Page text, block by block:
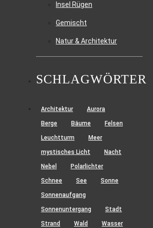
Insel Rügen
Gemischt
Natur & Architektur
SCHLAGWÖRTER
Architektur Aurora
Berge Bäume Felsen
Leuchtturm Meer
mystisches Licht Nacht
Nebel Polarlichter
Schnee See Sonne
Sonnenaufgang
Sonnenuntergang Stadt
Strand Wald Wasser